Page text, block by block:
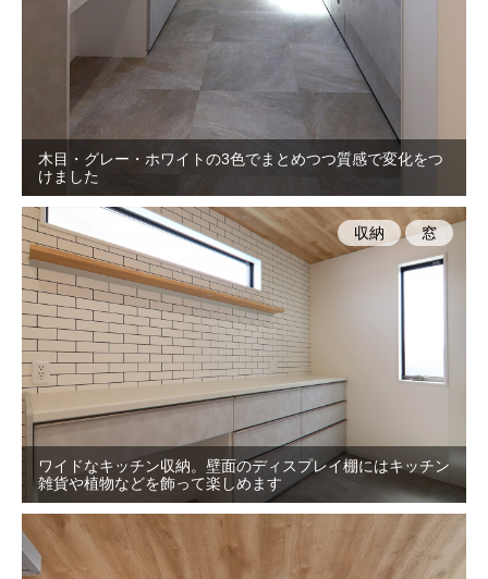
木目・グレー・ホワイトの3色でまとめつつ質感で変化をつ
けました
ワイドなキッチン収納。壁面のディスプレイ棚にはキッチン
雑貨や植物などを飾って楽しめます
収納 窓